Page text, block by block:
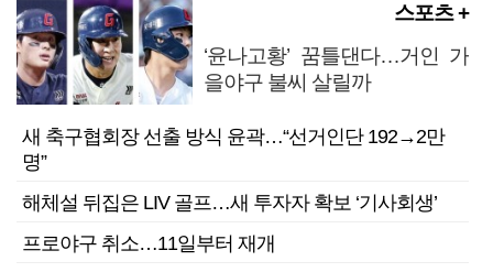
스포츠 +
‘윤나고황’ 꿈틀댄다…거인 가
을야구 불씨 살릴까
새 축구협회장 선출 방식 윤곽…“선거인단 192→2만
명”
해체설 뒤집은 LIV 골프…새 투자자 확보 ‘기사회생’
프로야구 취소…11일부터 재개